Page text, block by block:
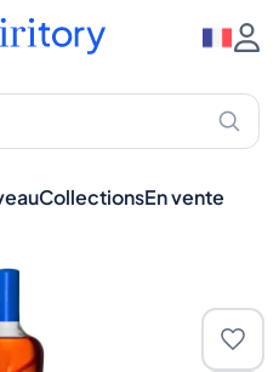
CollectionsEn vente